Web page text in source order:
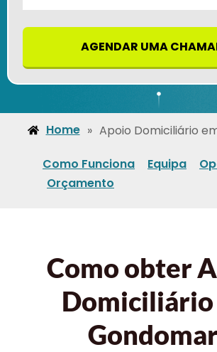
AGENDAR UMA
Home » Apoio Domiciliário
Como Funciona Equipa
Orçamento
Como obter
Domiciliário